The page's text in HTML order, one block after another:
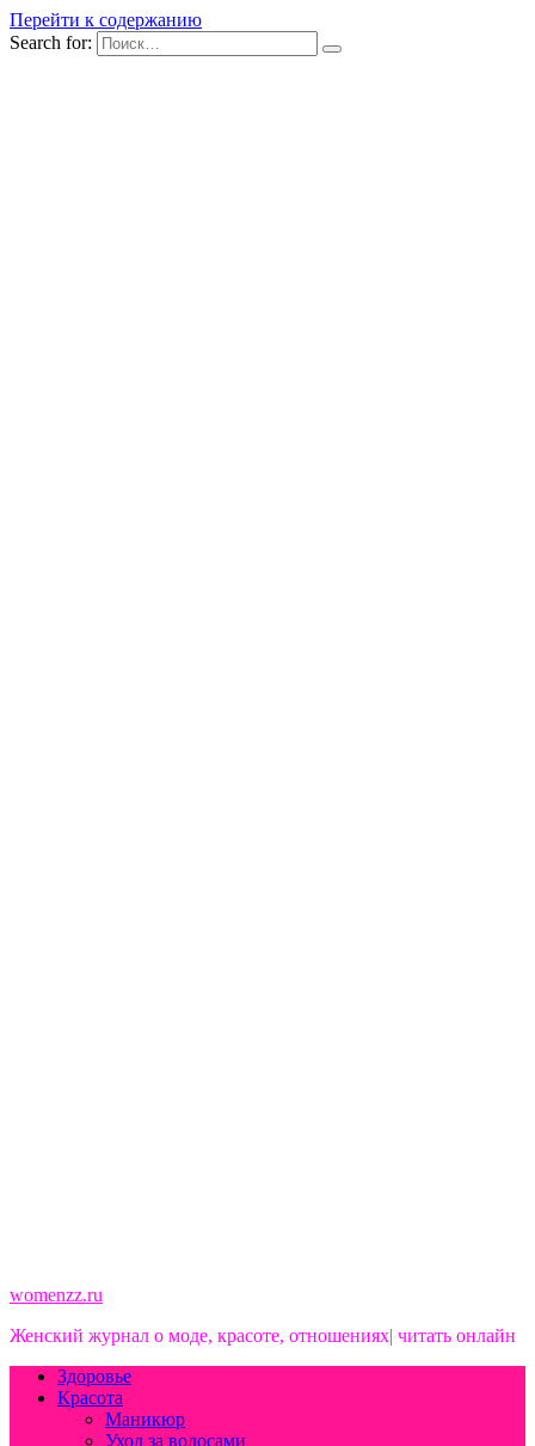
Перейти к содержанию
Search for:
womenzz.ru
Женский журнал о моде, красоте, отношениях| читать онлайн
Здоровье
Красота
Маникюр
Уход за волосами